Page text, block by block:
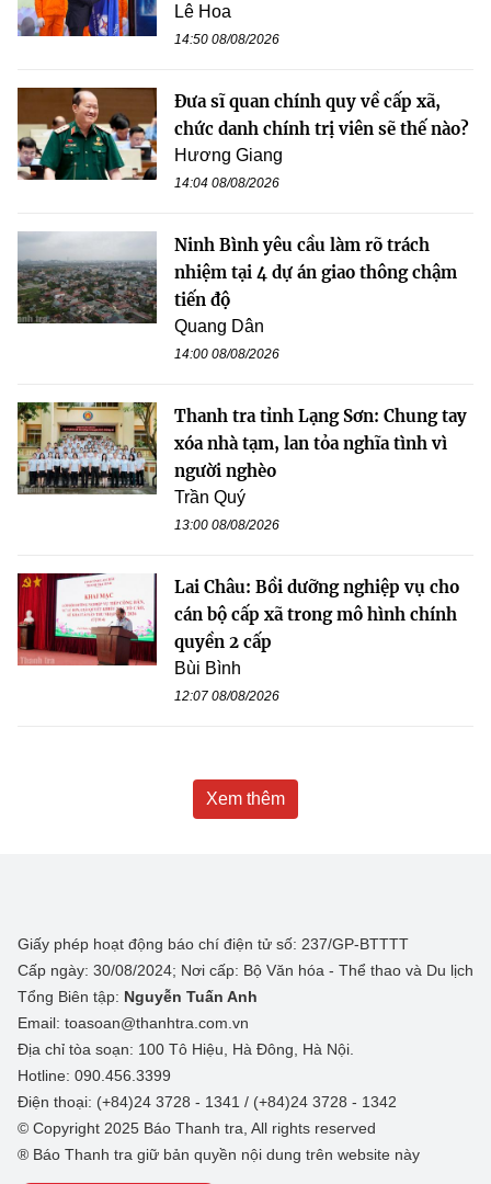
Lê Hoa
14:50 08/08/2026
Đưa sĩ quan chính quy về cấp xã,
chức danh chính trị viên sẽ thế nào?
Hương Giang
14:04 08/08/2026
Ninh Bình yêu cầu làm rõ trách
nhiệm tại 4 dự án giao thông chậm
tiến độ
Quang Dân
14:00 08/08/2026
Thanh tra tỉnh Lạng Sơn: Chung tay
xóa nhà tạm, lan tỏa nghĩa tình vì
người nghèo
Trần Quý
13:00 08/08/2026
Lai Châu: Bồi dưỡng nghiệp vụ cho
cán bộ cấp xã trong mô hình chính
quyền 2 cấp
Bùi Bình
12:07 08/08/2026
Xem thêm
Giấy phép hoạt động báo chí điện tử số: 237/GP-BTTTT
Cấp ngày: 30/08/2024; Nơi cấp: Bộ Văn hóa - Thể thao và Du lịch
Tổng Biên tập: Nguyễn Tuấn Anh
Email: toasoan@thanhtra.com.vn
Địa chỉ tòa soạn: 100 Tô Hiệu, Hà Đông, Hà Nội.
Hotline: 090.456.3399
Điện thoại: (+84)24 3728 - 1341 / (+84)24 3728 - 1342
© Copyright 2025 Báo Thanh tra, All rights reserved
® Báo Thanh tra giữ bản quyền nội dung trên website này